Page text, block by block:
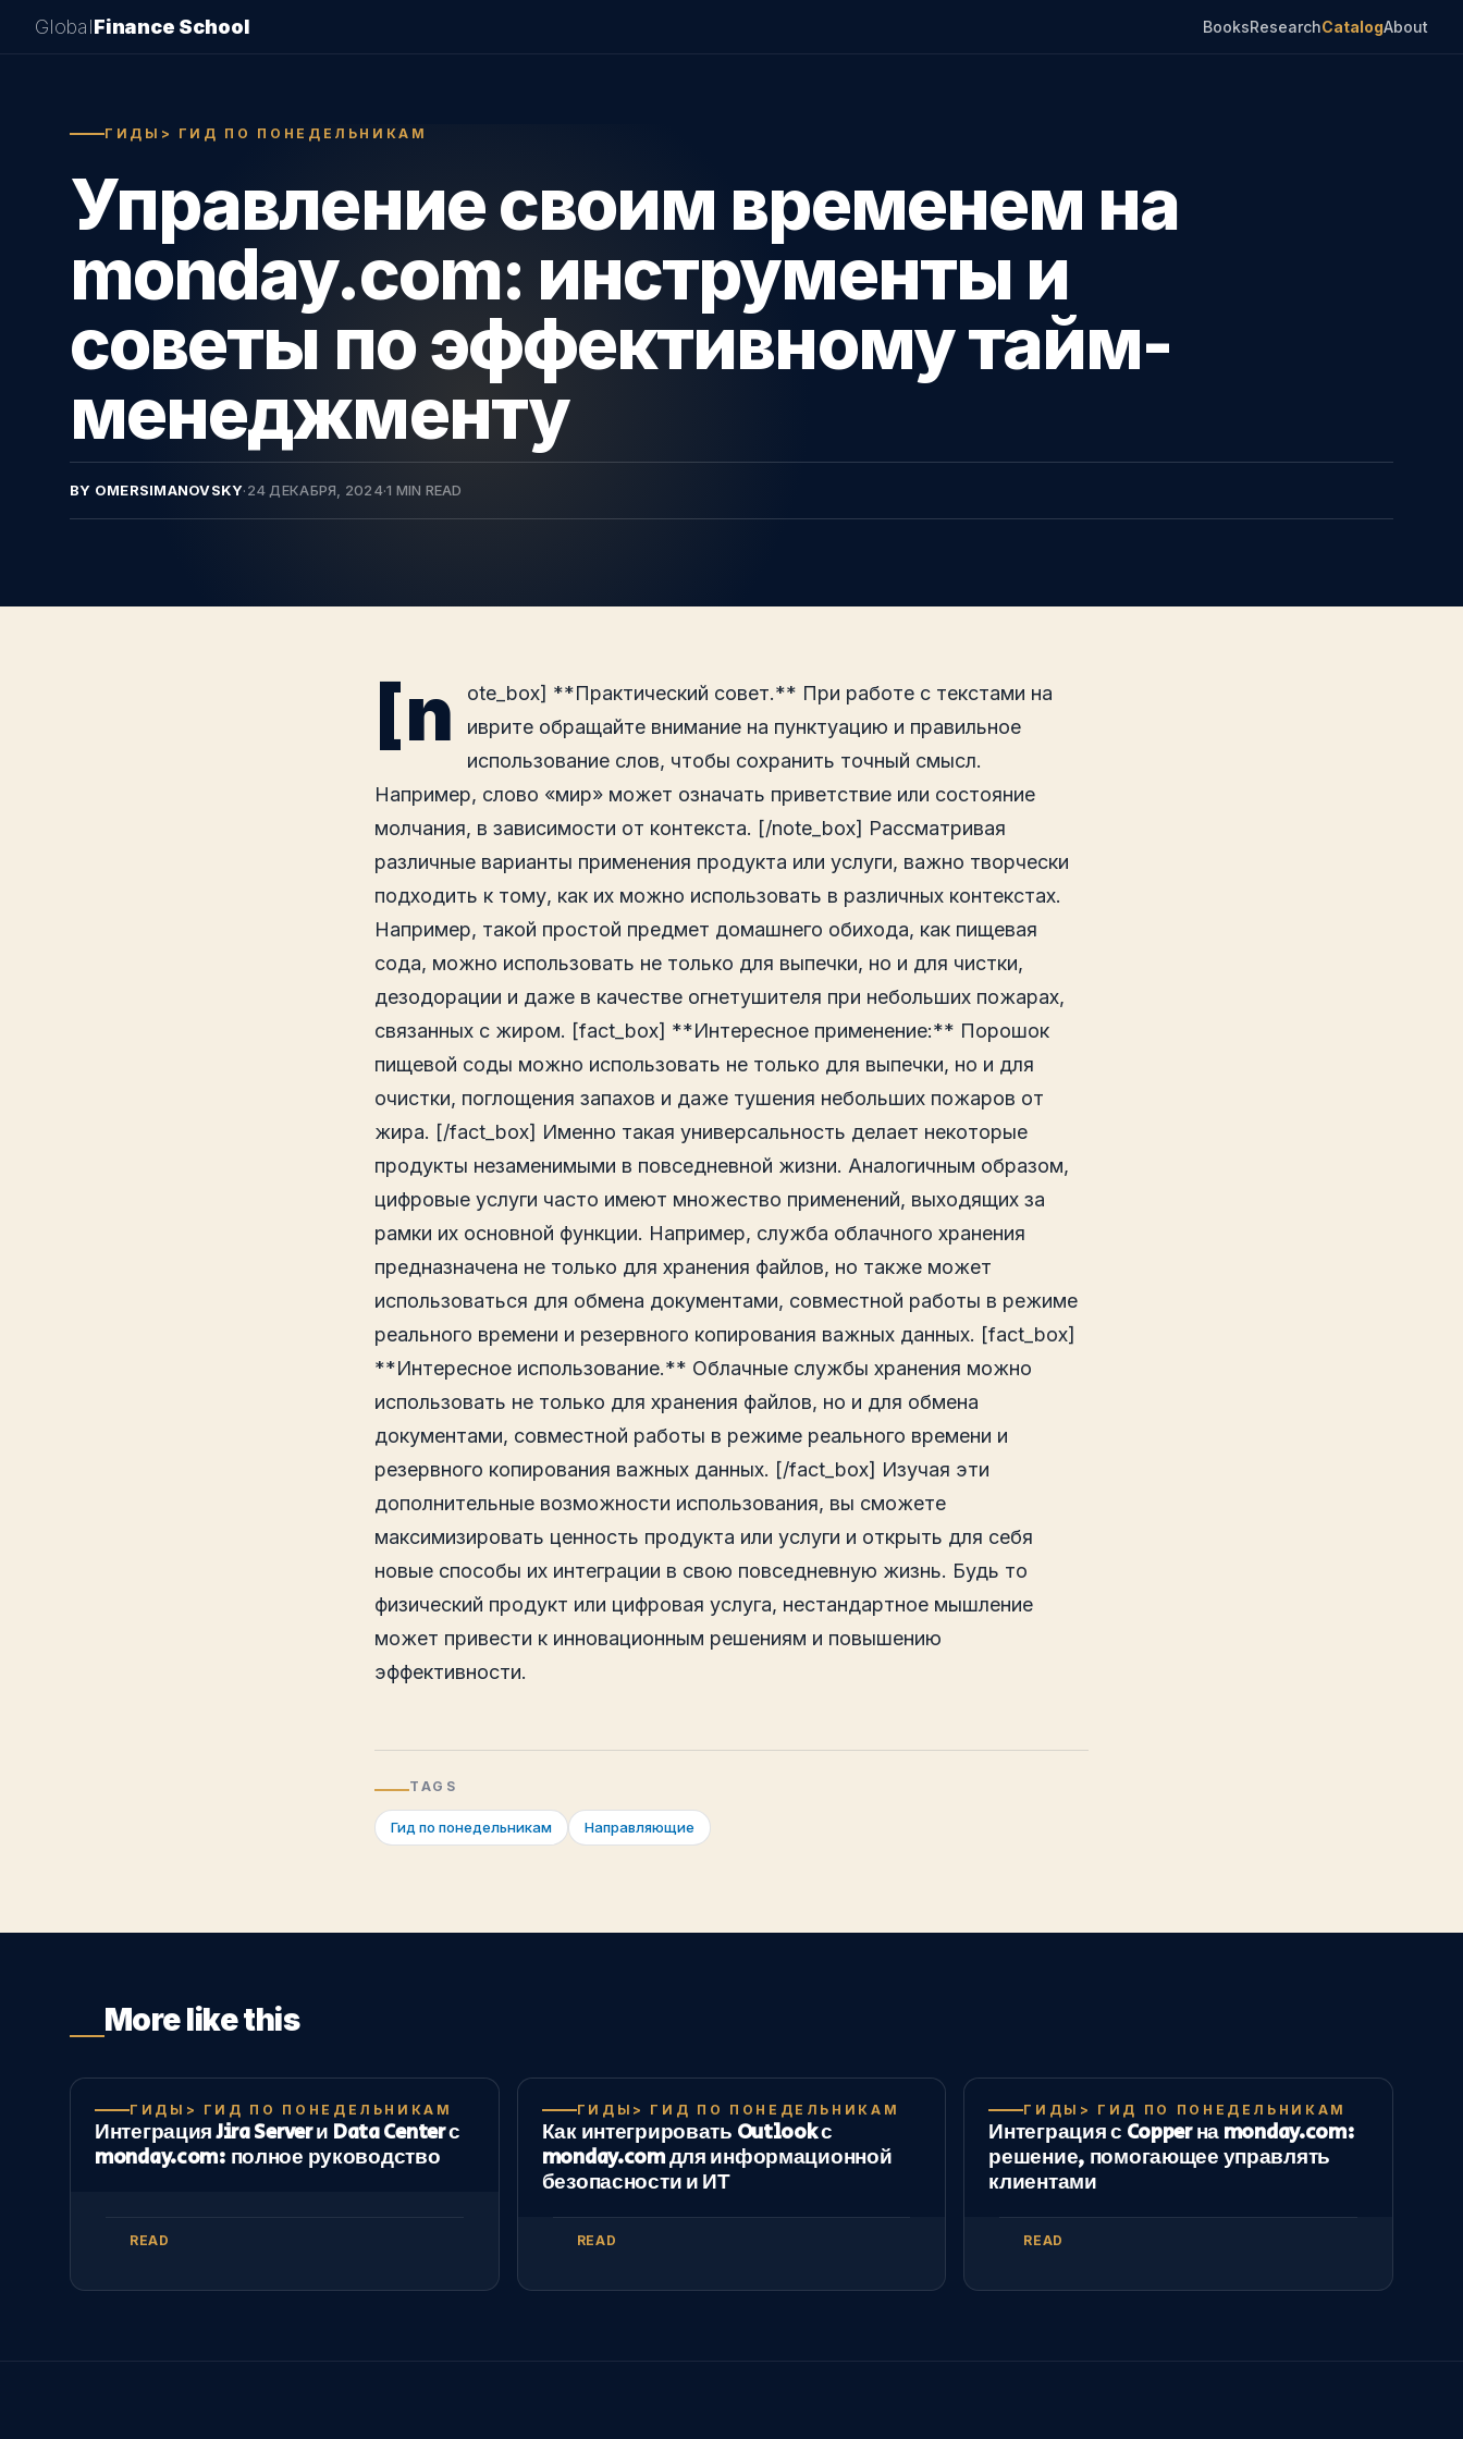
GlobalFinance School BooksResearchCatalogAbout
ГИДЫ> ГИД ПО ПОНЕДЕЛЬНИКАМ
Управление своим временем на
monday.com: инструменты и
советы по эффективному тайм-
менеджменту
BY OMERSIMANOVSKY·24 ДЕКАБРЯ, 2024·1 MIN READ
[n
ote_box] **Практический совет.** При работе с текстами на
иврите обращайте внимание на пунктуацию и правильное
использование слов, чтобы сохранить точный смысл.
Например, слово «мир» может означать приветствие или состояние
молчания, в зависимости от контекста. [/note_box] Рассматривая
различные варианты применения продукта или услуги, важно творчески
подходить к тому, как их можно использовать в различных контекстах.
Например, такой простой предмет домашнего обихода, как пищевая
сода, можно использовать не только для выпечки, но и для чистки,
дезодорации и даже в качестве огнетушителя при небольших пожарах,
связанных с жиром. [fact_box] **Интересное применение:** Порошок
пищевой соды можно использовать не только для выпечки, но и для
очистки, поглощения запахов и даже тушения небольших пожаров от
жира. [/fact_box] Именно такая универсальность делает некоторые
продукты незаменимыми в повседневной жизни. Аналогичным образом,
цифровые услуги часто имеют множество применений, выходящих за
рамки их основной функции. Например, служба облачного хранения
предназначена не только для хранения файлов, но также может
использоваться для обмена документами, совместной работы в режиме
реального времени и резервного копирования важных данных. [fact_box]
**Интересное использование.** Облачные службы хранения можно
использовать не только для хранения файлов, но и для обмена
документами, совместной работы в режиме реального времени и
резервного копирования важных данных. [/fact_box] Изучая эти
дополнительные возможности использования, вы сможете
максимизировать ценность продукта или услуги и открыть для себя
новые способы их интеграции в свою повседневную жизнь. Будь то
физический продукт или цифровая услуга, нестандартное мышление
может привести к инновационным решениям и повышению
эффективности.
TAGS
Гид по понедельникам Направляющие
More like this
ГИДЫ> ГИД ПО ПОНЕДЕЛЬНИКАМ
Интеграция Jira Server и Data Center с
monday.com: полное руководство
READ
ГИДЫ> ГИД ПО ПОНЕДЕЛЬНИКАМ
Как интегрировать Outlook с
monday.com для информационной
безопасности и ИТ
READ
ГИДЫ> ГИД ПО ПОНЕДЕЛЬНИКАМ
Интеграция с Copper на monday.com:
решение, помогающее управлять
клиентами
READ